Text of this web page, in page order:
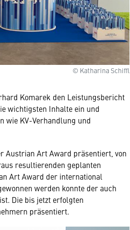
© Katharina Schiffl
Komarek den Leistungsbericht
wichtigsten Inhalte ein und
wie KV-Verhandlung und
Austrian Art Award präsentiert, von
resultierenden geplanten
Art Award der international
werden konnte der auch
Die bis jetzt erfolgten
präsentiert.